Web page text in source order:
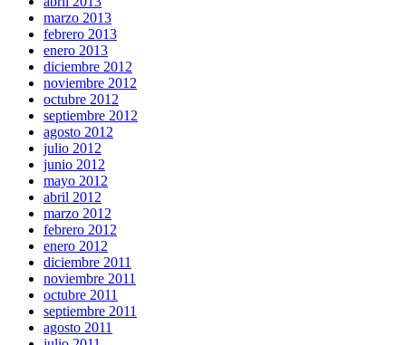
marzo 2013
febrero 2013
enero 2013
diciembre 2012
noviembre 2012
octubre 2012
septiembre 2012
agosto 2012
julio 2012
junio 2012
mayo 2012
abril 2012
marzo 2012
febrero 2012
enero 2012
diciembre 2011
noviembre 2011
octubre 2011
septiembre 2011
agosto 2011